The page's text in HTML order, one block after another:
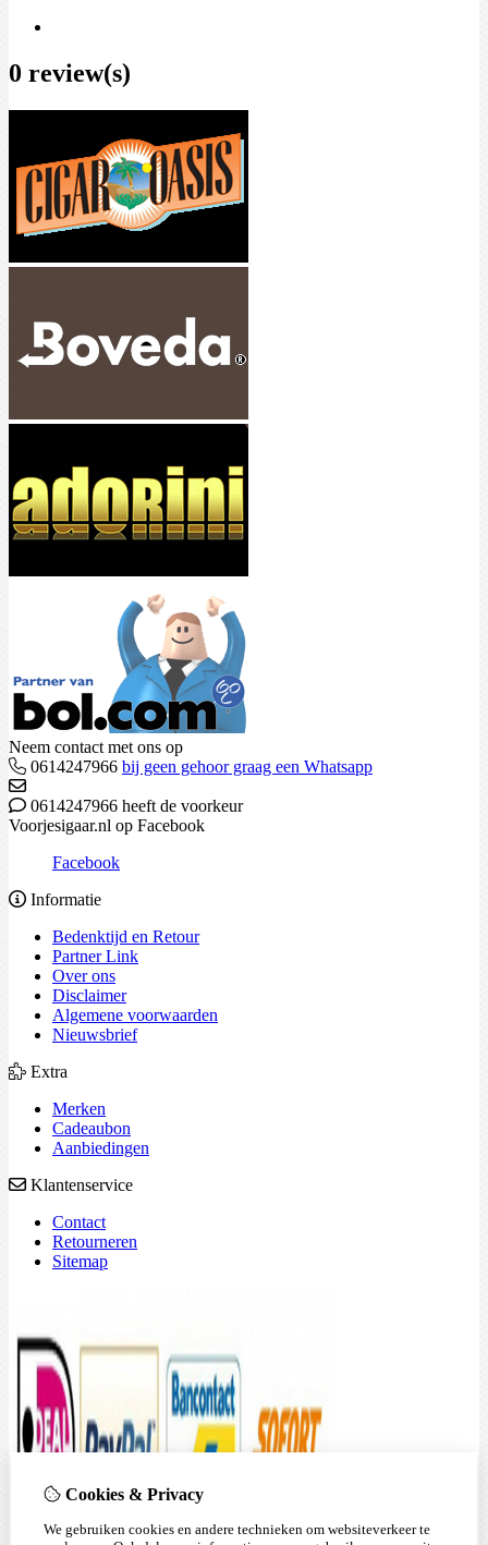
0 review(s)
Neem contact met ons op
0614247966 bij geen gehoor graag een Whatsapp
0614247966 heeft de voorkeur
Voorjesigaar.nl op Facebook
Facebook
Informatie
Bedenktijd en Retour
Partner Link
Over ons
Disclaimer
Algemene voorwaarden
Nieuwsbrief
Extra
Merken
Cadeaubon
Aanbiedingen
Klantenservice
Contact
Retourneren
Sitemap
Cookies & Privacy
We gebruiken cookies en andere technieken om websiteverkeer te